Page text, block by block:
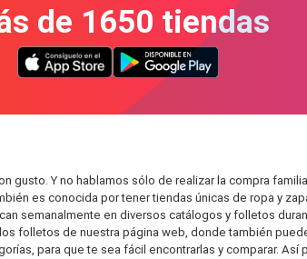
de 1650 tiendas
gusto. Y no hablamos sólo de realizar la compra
es conocida por tener tiendas únicas de ropa y
semanalmente en diversos catálogos y folletos
folletos de nuestra página web, donde también
para que te sea fácil encontrarlas y comparar.